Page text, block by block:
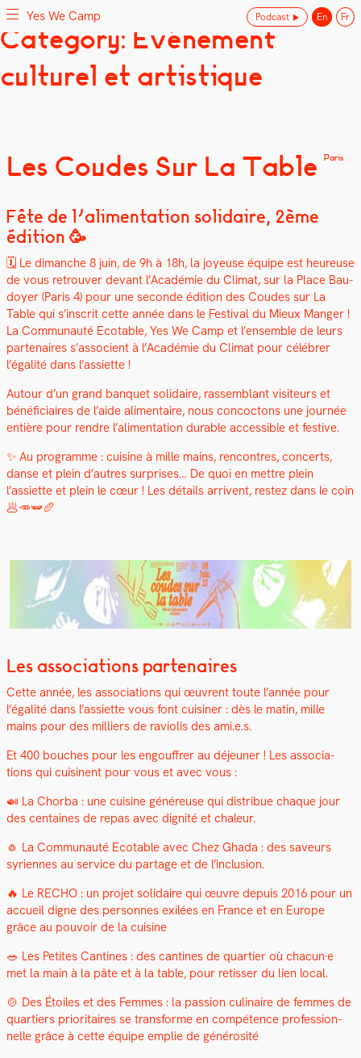
to
content
Yes We Camp
Utilisation inventive des espaces disponibles
Category: Evénement
culturel et artistique
Les Coudes Sur La Table Paris
Fête de l’alimentation solidaire, 2ème
édition 🥳
🗓️ Le dimanche 8 juin, de 9h à 18h, la joyeuse équipe est heureuse
de vous retrou­ver devant l’Académie du Cli­mat, sur la Place Bau­
doy­er (Paris 4) pour une sec­onde édi­tion des Coudes sur La
Table qui s’inscrit cette année dans le Fes­ti­val du Mieux Manger !
La Com­mu­nauté Ecotable, Yes We Camp et l’ensemble de leurs
parte­naires s’associent à l’Académie du Cli­mat pour célébr­er
l’égalité dans l’assiette !
Autour d’un grand ban­quet sol­idaire, rassem­blant vis­i­teurs et
béné­fi­ci­aires de l’aide ali­men­taire, nous con­coc­tons une journée
entière pour ren­dre l’alimentation durable acces­si­ble et fes­tive.
✨ Au pro­gramme : cui­sine à mille mains, ren­con­tres, con­certs,
danse et plein d’autres sur­pris­es… De quoi en met­tre plein
l’assiette et plein le cœur ! Les détails arrivent, restez dans le coin
🥟🥕🫛🥖
Les associations partenaires
Cette année, les asso­ci­a­tions qui œuvrent toute l’année pour
l’égalité dans l’assiette vous font cuisin­er : dès le matin, mille
mains pour des mil­liers de ravi­o­lis des ami.e.s.
Et 400 bouch­es pour les engouf­fr­er au déje­uner ! Les asso­ci­a­
tions qui cuisi­nent pour vous et avec vous :
🍛 La Chor­ba : une cui­sine généreuse qui dis­tribue chaque jour
des cen­taines de repas avec dig­nité et chaleur.
🧄 La Com­mu­nauté Ecotable avec Chez Gha­da : des saveurs
syri­ennes au ser­vice du partage et de l’inclusion.
🔥 Le RECHO : un pro­jet sol­idaire qui œuvre depuis 2016 pour un
accueil digne des per­son­nes exilées en France et en Europe
grâce au pou­voir de la cui­sine
🥗 Les Petites Can­tines : des can­tines de quarti­er où chacun·e
met la main à la pâte et à la table, pour retiss­er du lien local.
🍲 Des Étoiles et des Femmes : la pas­sion culi­naire de femmes de
quartiers pri­or­i­taires se trans­forme en com­pé­tence pro­fes­sion­
nelle grâce à cette équipe emplie de générosité
Yes We Camp Podcast En Fr